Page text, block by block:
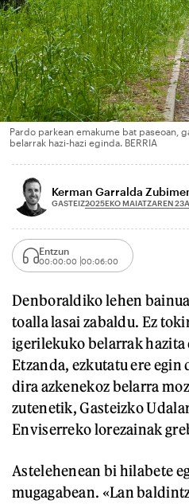
Pardo parkean emakume bat paseoan,
belarrak hazi-hazi eginda. BERRIA
Kerman Garralda
GASTEIZ2025EKO MAIATZAREN 23A
Entzun
00:00:00 00:06:00
Denboraldiko lehen
toalla lasai zabaldu. Ez
igerilekuko belarrak
Etzanda, ezkutatu ere
dira azkenekoz belarra
zutenetik, Gasteizko
Enviserreko lorezainak
Astelehenean bi hilabete
mugagabean. «Lan